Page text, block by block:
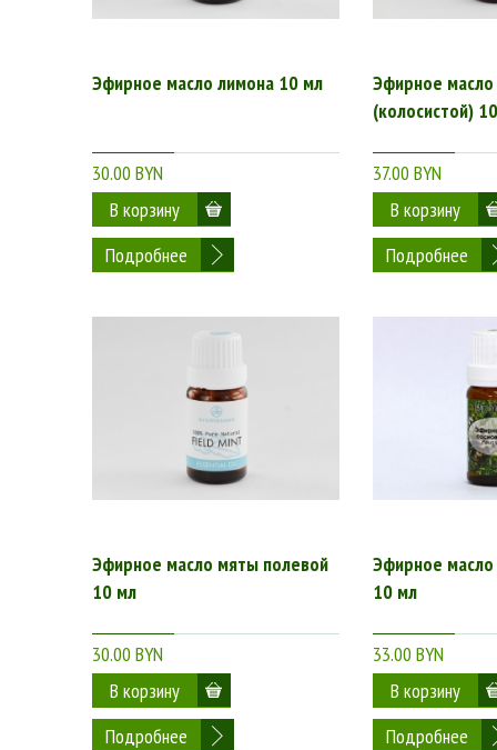
Эфирное масло лимона 10 мл
30.00 BYN
Подробнее
Эфирное
(колосистой)
37.00 BYN
Подробнее
Эфирное масло мяты полевой
10 мл
30.00 BYN
Подробнее
Эфирное масло
10 мл
33.00 BYN
Подробнее